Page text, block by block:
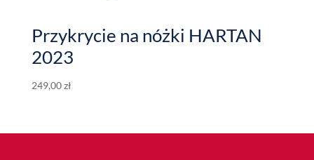
Przykrycie na nóżki HARTAN
2023
249,00zł